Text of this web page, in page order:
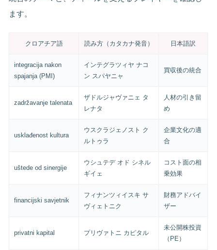
ます。
クロアチア語 読み方（カタカナ発音） 日本語訳
integracija nakon
spajanja (PMI)
インテグラツィヤ ナコ
ン スパヤニャ
買収後の統合
zadržavanje talenata
ザドルジャヴァニェ タ
レナタ
人材の引き留
め
usklađenost kultura
ウスクラジェノスト ク
ルトゥラ
企業文化の適
合
uštede od sinergije
ウシュテデ オド シネル
ギイェ
コスト面の相
乗効果
financijski savjetnik
フィナンツィイスキ サ
ヴィェトニク
財務アドバイ
ザー
privatni kapital プリヴァトニ カピタル
未公開株投資
（PE）